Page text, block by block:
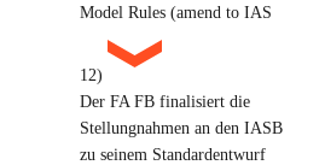
Model Rules (amend to IAS
12)
Der FA FB finalisiert die
Stellungnahmen an den IASB
zu seinem Standardentwurf